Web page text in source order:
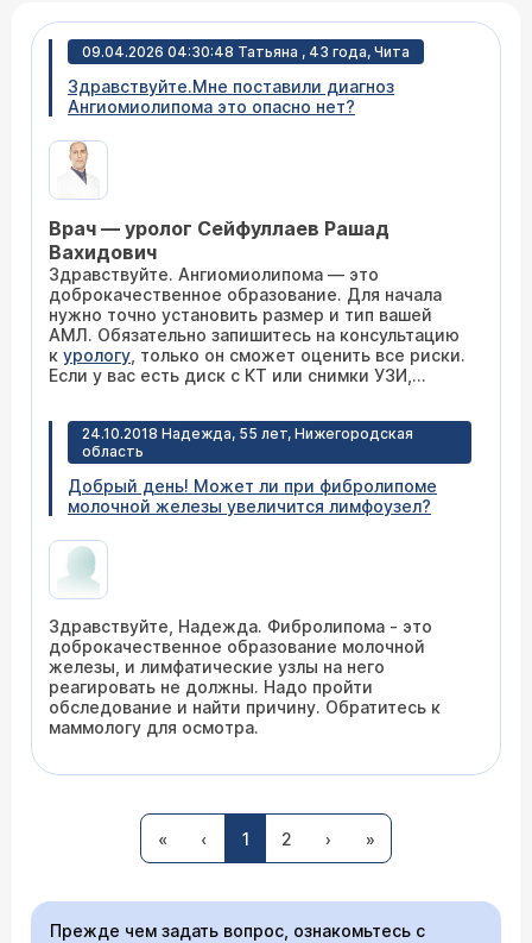
09.04.2026 04:30:48 Татьяна , 43 года, Чита
Здравствуйте.Мне поставили диагноз
Ангиомиолипома это опасно нет?
Врач — уролог Сейфуллаев Рашад
Вахидович
Здравствуйте. Ангиомиолипома — это
доброкачественное образование. Для начала
нужно точно установить размер и тип вашей
АМЛ. Обязательно запишитесь на консультацию
к урологу , только он сможет оценить все риски.
Если у вас есть диск с КТ или снимки УЗИ,
24.10.2018 Надежда, 55 лет, Нижегородская
область
Добрый день! Может ли при фибролипоме
молочной железы увеличится лимфоузел?
Здравствуйте, Надежда. Фибролипома - это
доброкачественное образование молочной
железы, и лимфатические узлы на него
реагировать не должны. Надо пройти
обследование и найти причину. Обратитесь к
маммологу для осмотра.
Здравствуйте, у мужа на спине липома.
Подскажите, пожалуйста, с чего начать
лечение, к какому врачу обратиться в ЦЭЛТе.
« ‹ 1 2 › »
Прежде чем задать вопрос, ознакомьтесь с